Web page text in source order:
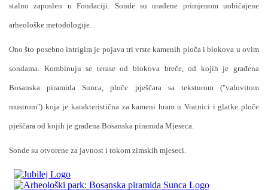
stalno zaposlen u Fondaciji. Sonde su urađene primjenom uobičajene
arheološke metodologije.
Ono što posebno intrigira je pojava tri vrste kamenih ploča i blokova u ovim
sondama. Kombinuju se terase od blokova breče, od kojih je građena
Bosanska piramida Sunca, ploče pješčara sa teksturom ("valovitom
mustrom") koja je karakteristična za kameni hram u Vratnici i glatke ploče
pješčara od kojih je građena Bosanska piramida Mjeseca.
Sonde su otvorene za javnost i tokom zimskih mjeseci.